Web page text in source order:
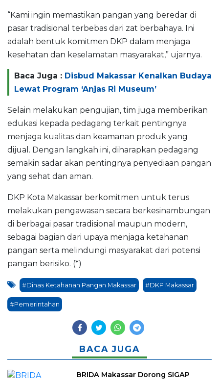
“Kami ingin memastikan pangan yang beredar di
pasar tradisional terbebas dari zat berbahaya. Ini
adalah bentuk komitmen DKP dalam menjaga
kesehatan dan keselamatan masyarakat,” ujarnya.
Baca Juga : Disbud Makassar Kenalkan Budaya
Lewat Program ‘Anjas Ri Museum’
Selain melakukan pengujian, tim juga memberikan
edukasi kepada pedagang terkait pentingnya
menjaga kualitas dan keamanan produk yang
dijual. Dengan langkah ini, diharapkan pedagang
semakin sadar akan pentingnya penyediaan pangan
yang sehat dan aman.
DKP Kota Makassar berkomitmen untuk terus
melakukan pengawasan secara berkesinambungan
di berbagai pasar tradisional maupun modern,
sebagai bagian dari upaya menjaga ketahanan
pangan serta melindungi masyarakat dari potensi
pangan berisiko. (*)
#Dinas Ketahanan Pangan Makassar #DKP Makassar
#Pemerintahan
BACA JUGA
BRIDA Makassar Dorong SIGAP